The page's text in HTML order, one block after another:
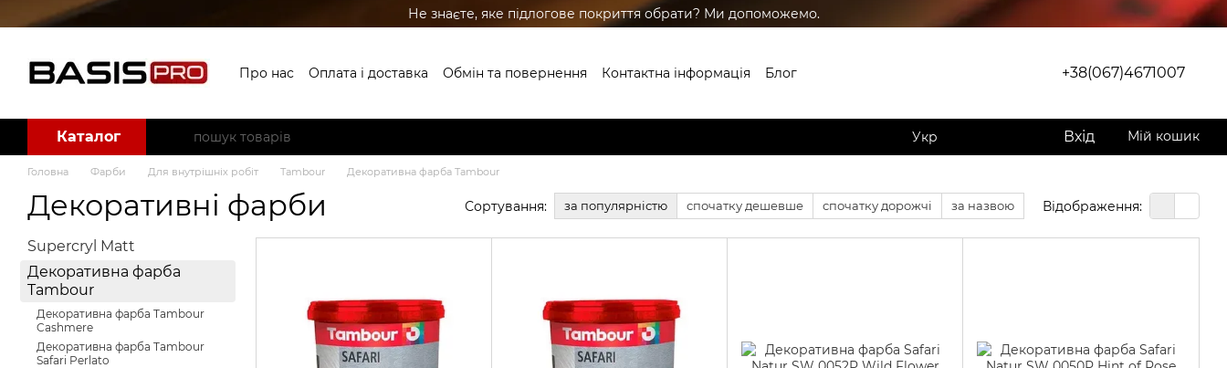
Перейти до основного контенту Не знаєте, яке підлогове покриття обрати? Ми допоможемо.
Про нас Оплата і доставка Обмін та повернення Контактна інформація
Блог
+38(067)4671007
Каталог Укр Вхід Мій кошик
Головна Фарби Для внутрішніх робіт Tambour Декоративна фарба Tambour
Декоративні фарби Сортування: за популярністю спочатку дешевше спочатку дорожчі за назвою Відображення:
Supercryl Matt
Декоративна фарба
Tambour
Декоративна фарба Tambour
Cashmere
Декоративна фарба Tambour
Safari Perlato